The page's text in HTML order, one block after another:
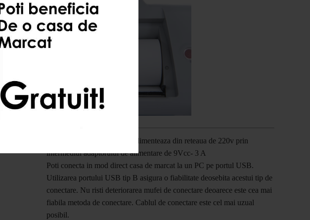
Casa de marcat eXpert L se alimenteaza din reteaua de 220v prin
intermediul adaptorului de alimentare de 9Vcc- 3 A
Poti conecta in mod direct casa de marcat la un PC pe portul USB.
Utilizarea portului USB tip B asigura o fiabilitate deosebita acestui tip de
conectare. Nu risti deteriorarea mufei de conectare deoarece este cea mai
fiabila metoda de conectare. Cablul de conectare este cel mai uzual
posibil.